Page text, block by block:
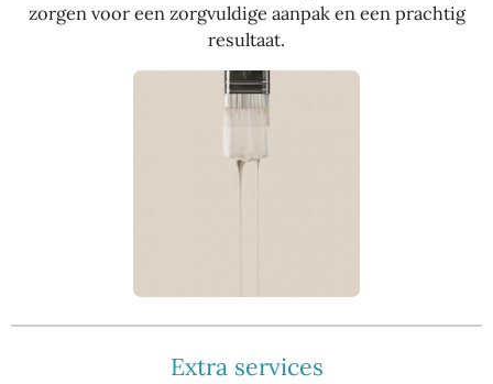
zorgen voor een zorgvuldige aanpak en een prachtig
resultaat.
Extra services